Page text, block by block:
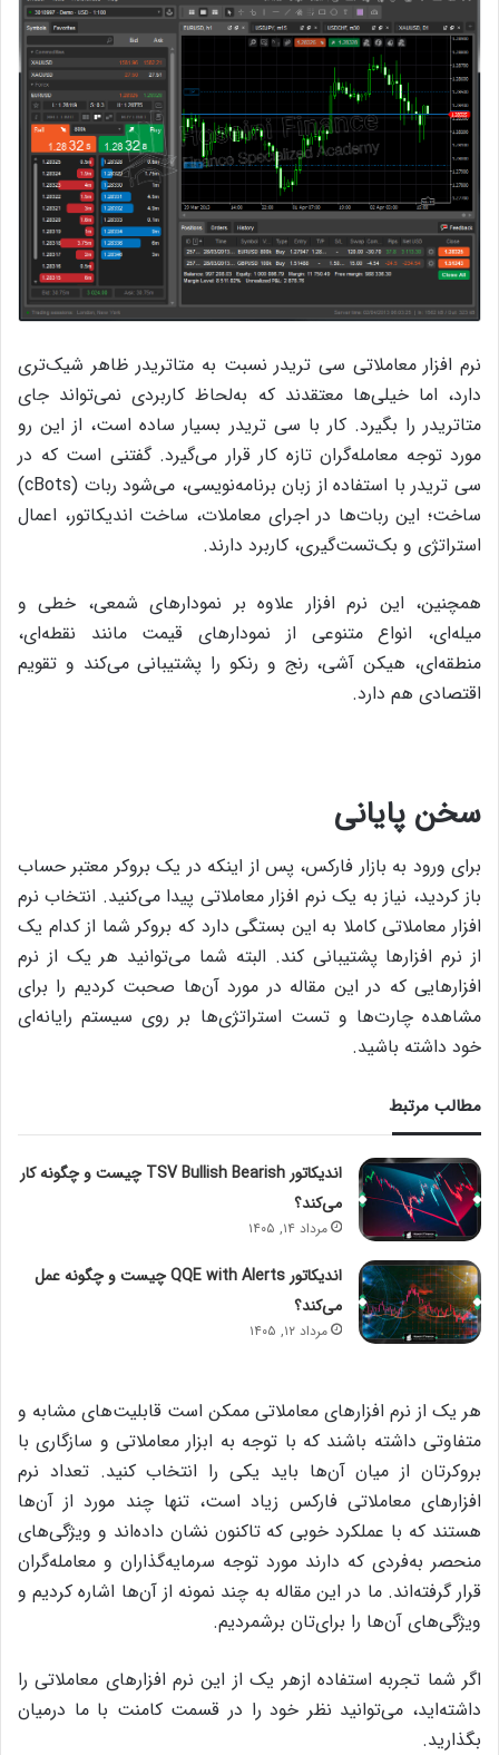
نرم افزار معاملاتی سی تریدر نسبت به متاتریدر ظاهر شیک‌تری
دارد، اما خیلی‌ها معتقدند که به‌لحاظ کاربردی نمی‌تواند جای
متاتریدر را بگیرد. کار با سی تریدر بسیار ساده است، از این رو
مورد توجه معامله‌گران تازه کار قرار می‌گیرد. گفتنی است که در
سی تریدر با استفاده از زبان برنامه‌نویسی، می‌شود ربات (cBots)
ساخت؛ این ربات‌ها در اجرای معاملات، ساخت اندیکاتور، اعمال
استراتژی و بک‌تست‌گیری، کاربرد دارند.
همچنین، ‌این نرم افزار علاوه بر نمودارهای شمعی، خطی و
میله‌ای، انواع متنوعی از نمودارهای قیمت مانند نقطه‌ای،
منطقه‌ای، هیکن آشی، رنج و رنکو را پشتیبانی می‌کند و تقویم
اقتصادی هم دارد.
سخن پایانی
برای ورود به بازار فارکس، پس از اینکه در یک بروکر معتبر حساب
باز کردید، نیاز به یک نرم افزار معاملاتی پیدا می‌کنید. انتخاب نرم
افزار معاملاتی کاملا به این بستگی دارد که بروکر شما از کدام یک
از نرم افزارها پشتیبانی کند. البته شما می‌توانید هر یک از نرم
افزارهایی که در این مقاله در مورد آن‌ها صحبت کردیم را برای
مشاهده چارت‌ها و تست استراتژی‌ها بر روی سیستم رایانه‌ای‌
خود داشته باشید.
مطالب مرتبط
اندیکاتور TSV Bullish Bearish چیست و چگونه کار
می‌کند؟
مرداد ۱۴, ۱۴۰۵
اندیکاتور QQE with Alerts چیست و چگونه عمل
می‌کند؟
مرداد ۱۲, ۱۴۰۵
هر یک از نرم افزارهای معاملاتی ممکن است قابلیت‌های مشابه و
متفاوتی داشته باشند که با توجه به ابزار معاملاتی و سازگاری با
بروکرتان از میان آن‌ها باید یکی را انتخاب کنید. تعداد نرم
افزارهای معاملاتی فارکس زیاد است، تنها چند مورد از آن‌ها
هستند که با عملکرد خوبی که تاکنون نشان داده‌اند و ویژگی‌های
منحصر به‌فردی که دارند مورد توجه سرمایه‌گذاران و معامله‌گران
قرار گرفته‌اند. ما در این مقاله به چند نمونه از آن‌ها اشاره کردیم و
ویژگی‌های آن‌‌ها را برای‌تان برشمردیم.
اگر شما تجربه استفاده ازهر یک از این نرم افزارهای معاملاتی را
داشته‌اید،‌ می‌توانید نظر خود را در قسمت کامنت با ما درمیان
بگذارید.